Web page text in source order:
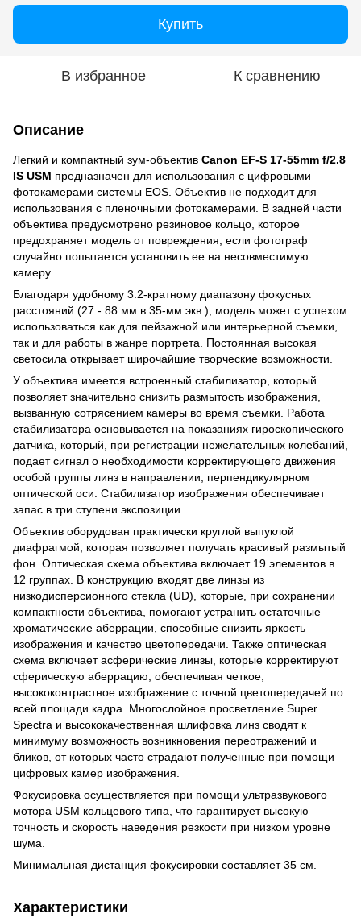
Купить
В избранное К сравнению
Описание
Легкий и компактный зум-объектив Canon EF-S 17-55mm f/2.8
IS USM предназначен для использования с цифровыми
фотокамерами системы EOS. Объектив не подходит для
использования с пленочными фотокамерами. В задней части
объектива предусмотрено резиновое кольцо, которое
предохраняет модель от повреждения, если фотограф
случайно попытается установить ее на несовместимую
камеру.
Благодаря удобному 3.2-кратному диапазону фокусных
расстояний (27 - 88 мм в 35-мм экв.), модель может с успехом
использоваться как для пейзажной или интерьерной съемки,
так и для работы в жанре портрета. Постоянная высокая
светосила открывает широчайшие творческие возможности.
У объектива имеется встроенный стабилизатор, который
позволяет значительно снизить размытость изображения,
вызванную сотрясением камеры во время съемки. Работа
стабилизатора основывается на показаниях гироскопического
датчика, который, при регистрации нежелательных колебаний,
подает сигнал о необходимости корректирующего движения
особой группы линз в направлении, перпендикулярном
оптической оси. Стабилизатор изображения обеспечивает
запас в три ступени экспозиции.
Объектив оборудован практически круглой выпуклой
диафрагмой, которая позволяет получать красивый размытый
фон. Оптическая схема объектива включает 19 элементов в
12 группах. В конструкцию входят две линзы из
низкодисперсионного стекла (UD), которые, при сохранении
компактности объектива, помогают устранить остаточные
хроматические аберрации, способные снизить яркость
изображения и качество цветопередачи. Также оптическая
схема включает асферические линзы, которые корректируют
сферическую аберрацию, обеспечивая четкое,
высококонтрастное изображение с точной цветопередачей по
всей площади кадра. Многослойное просветление Super
Spectra и высококачественная шлифовка линз сводят к
минимуму возможность возникновения переотражений и
бликов, от которых часто страдают полученные при помощи
цифровых камер изображения.
Фокусировка осуществляется при помощи ультразвукового
мотора USM кольцевого типа, что гарантирует высокую
точность и скорость наведения резкости при низком уровне
шума.
Минимальная дистанция фокусировки составляет 35 см.
Характеристики